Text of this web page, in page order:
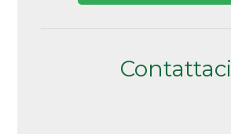
Contattaci